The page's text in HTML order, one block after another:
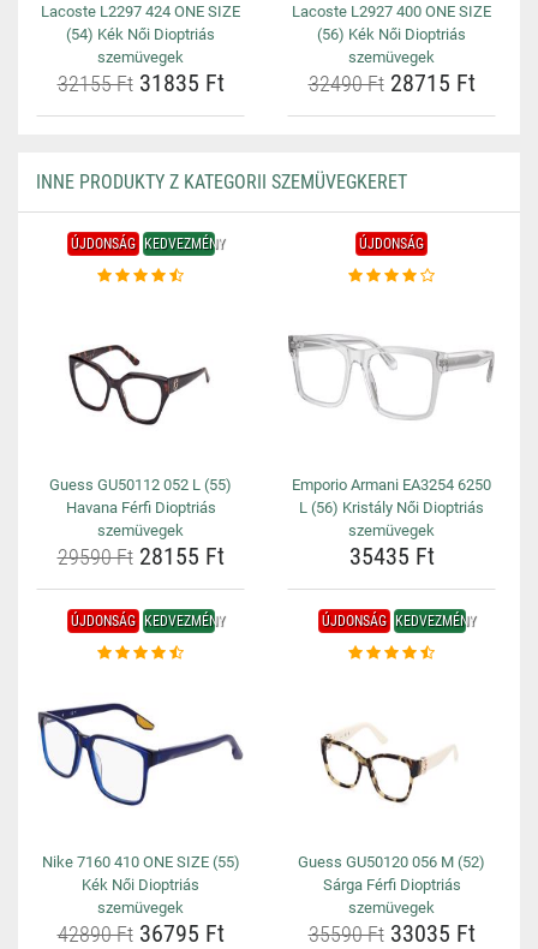
Lacoste L2297 424 ONE SIZE
(54) Kék Női Dioptriás
szemüvegek
32155 Ft31835 Ft
Lacoste L2927 400 ONE SIZE
(56) Kék Női Dioptriás
szemüvegek
32490 Ft28715 Ft
INNE PRODUKTY Z KATEGORII SZEMÜVEGKERET
ÚJDONSÁG KEDVEZMÉNY
Guess GU50112 052 L (55)
Havana Férfi Dioptriás
szemüvegek
29590 Ft28155 Ft
ÚJDONSÁG
Emporio Armani EA3254 6250
L (56) Kristály Női Dioptriás
szemüvegek
35435 Ft
ÚJDONSÁG KEDVEZMÉNY
Nike 7160 410 ONE SIZE (55)
Kék Női Dioptriás
szemüvegek
42890 Ft36795 Ft
ÚJDONSÁG KEDVEZMÉNY
Guess GU50120 056 M (52)
Sárga Férfi Dioptriás
szemüvegek
35590 Ft33035 Ft